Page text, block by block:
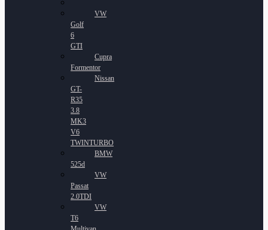
VW
Golf
6
GTI
Cupra
Formentor
Nissan
GT-
R35
3.8
MK3
V6
TWINTURBO
BMW
525d
VW
Passat
2.0TDI
VW
T6